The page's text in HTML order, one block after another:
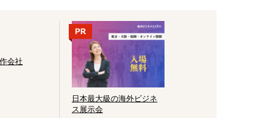
会社
日本最大級の海外ビジネ
ス展示会